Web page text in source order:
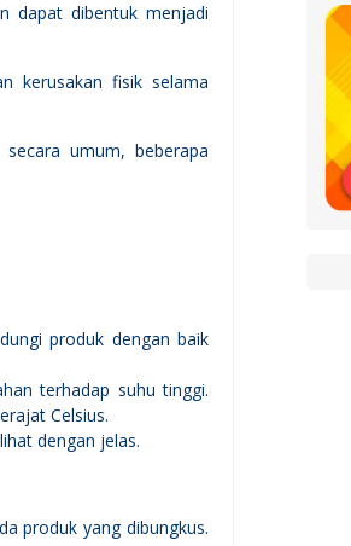
dapat dibentuk menjadi
kerusakan fisik selama
umum, beberapa
produk dengan baik
terhadap suhu tinggi.
Celsius.
dengan jelas.
produk yang dibungkus.